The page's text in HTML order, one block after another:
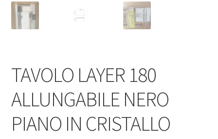
TAVOLO LAYER 180
ALLUNGABILE NERO
PIANO IN CRISTALLO